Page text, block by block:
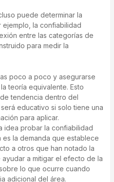
puede determinar la
ejemplo, la confiabilidad
entre las categorías de
para medir la
poco a poco y asegurarse
teoría equivalente. Esto
tendencia dentro del
educativo si solo tiene una
para aplicar.
idea probar la confiabilidad
la demanda que establece
a otros que han notado la
a mitigar el efecto de la
lo que ocurre cuando
adicional del área.